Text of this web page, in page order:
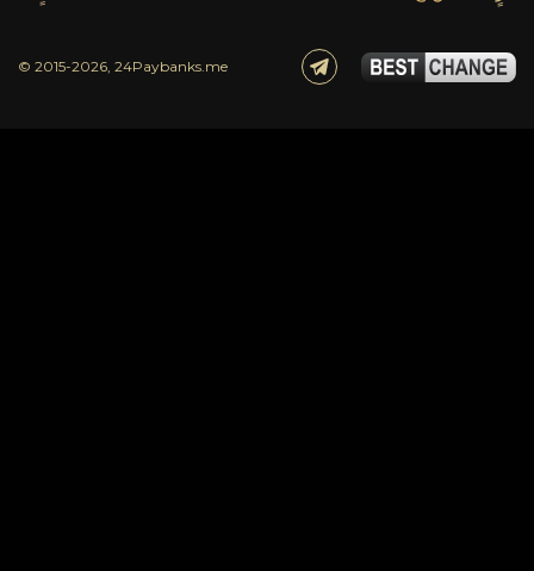
© 2015-2026, 24Paybanks.me